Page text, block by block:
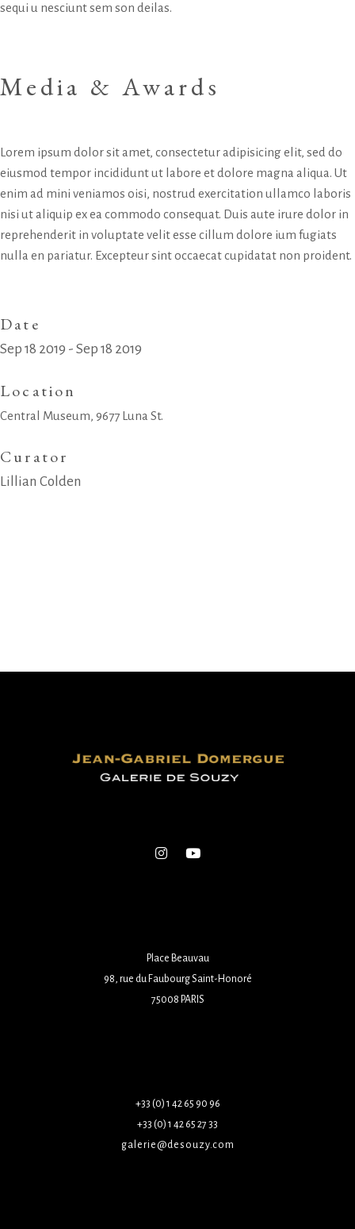
sequi u nesciunt sem son deilas.
Media & Awards
Lorem ipsum dolor sit amet, consectetur adipisicing elit, sed do
eiusmod tempor incididunt ut labore et dolore magna aliqua. Ut
enim ad mini veniamos oisi, nostrud exercitation ullamco laboris
nisi ut aliquip ex ea commodo consequat. Duis aute irure dolor in
reprehenderit in voluptate velit esse cillum dolore ium fugiats
nulla en pariatur. Excepteur sint occaecat cupidatat non proident.
Date
Sep 18 2019 - Sep 18 2019
Location
Central Museum, 9677 Luna St.
Curator
Lillian Colden
Place Beauvau
98, rue du Faubourg Saint-Honoré
75008 PARIS
+33 (0) 1 42 65 90 96
+33 (0) 1 42 65 27 33
galerie@desouzy.com